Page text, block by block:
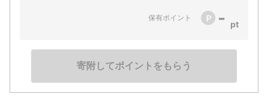
保有ポイント -
寄附してポイントをもらう